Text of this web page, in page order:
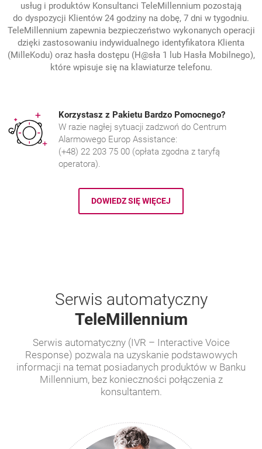
usług i produktów Konsultanci TeleMillennium pozostają
do dyspozycji Klientów 24 godziny na dobę, 7 dni w tygodniu.
TeleMillennium zapewnia bezpieczeństwo wykonanych operacji
dzięki zastosowaniu indywidualnego identyfikatora Klienta
(MilleKodu) oraz hasła dostępu (H@sła 1 lub Hasła Mobilnego),
które wpisuje się na klawiaturze telefonu.
Korzystasz z Pakietu Bardzo Pomocnego?
W razie nagłej sytuacji zadzwoń do Centrum
Alarmowego Europ Assistance:
(+48) 22 203 75 00 (opłata zgodna z taryfą
operatora).
DOWIEDZ SIĘ WIĘCEJKORZYSTASZ Z PAKIETU BARDZO
Serwis automatyczny
TeleMillennium
Serwis automatyczny (IVR – Interactive Voice
Response) pozwala na uzyskanie podstawowych
informacji na temat posiadanych produktów w Banku
Millennium, bez konieczności połączenia z
konsultantem.